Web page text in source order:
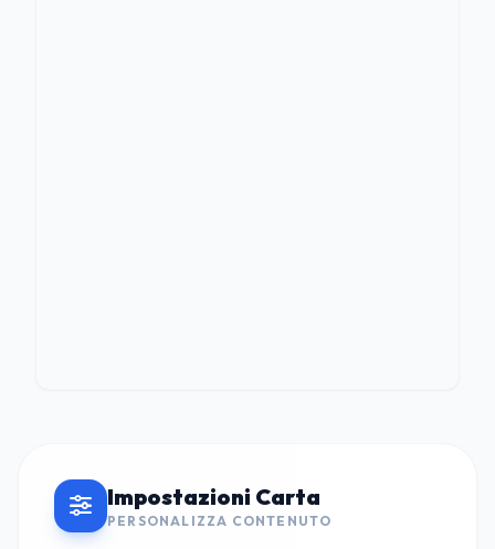
Impostazioni Carta
PERSONALIZZA CONTENUTO